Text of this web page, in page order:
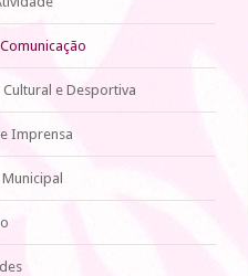
e Desportiva
Imprensa